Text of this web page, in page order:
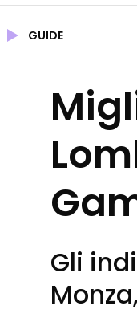
GUIDE
Gli